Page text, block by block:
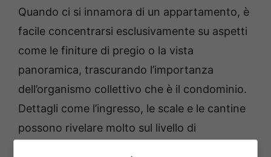
Quando ci si innamora di un appartamento, è
facile concentrarsi esclusivamente su aspetti
come le finiture di pregio o la vista
panoramica, trascurando l’importanza
dell’organismo collettivo che è il condominio.
Dettagli come l’ingresso, le scale e le cantine
possono rivelare molto sul livello di